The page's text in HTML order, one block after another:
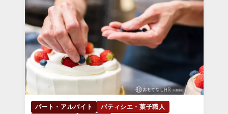
パート・アルバイト
パティシエ・菓子職人